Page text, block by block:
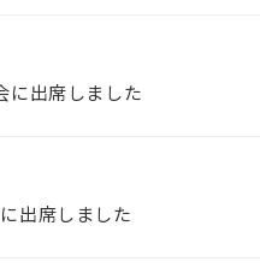
に出席しました
出席しました